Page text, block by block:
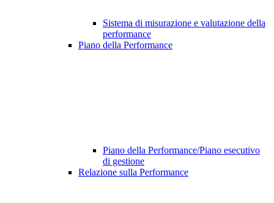
Sistema di misurazione e valutazione della
performance
Piano della Performance
Piano della Performance/Piano esecutivo
di gestione
Relazione sulla Performance